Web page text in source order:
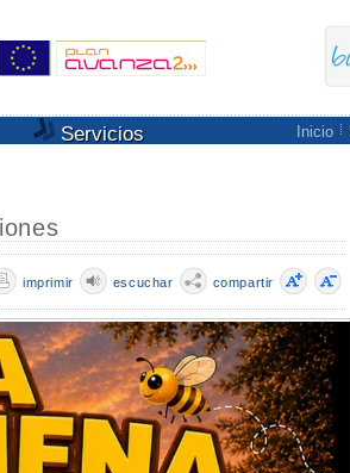
Servicios Inicio
compartir
escuchar
imprimir